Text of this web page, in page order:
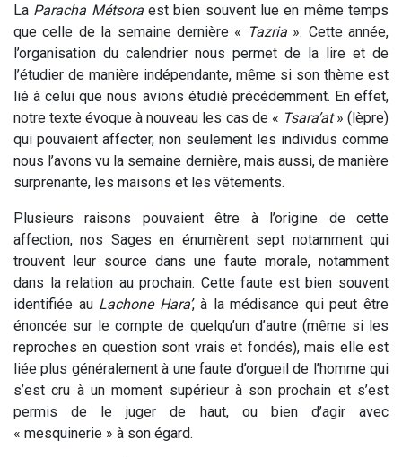
La Paracha Métsoraest bien souvent lue en même temps
que celle de la semaine dernière « Tazria ». Cette année,
l’organisation du calendrier nous permet de la lire et de
l’étudier de manière indépendante, même si son thème est
lié à celui que nous avions étudié précédemment. En effet,
notre texte évoque à nouveau les cas de « Tsara’at» (lèpre)
qui pouvaient affecter, non seulement les individus comme
nous l’avons vu la semaine dernière, mais aussi, de manière
surprenante, les maisons et les vêtements.
Plusieurs raisons pouvaient être à l’origine de cette
affection, nos Sages en énumèrent sept notamment qui
trouvent leur source dans une faute morale, notamment
dans la relation au prochain. Cette faute est bien souvent
identifiée au Lachone Hara’, à la médisance qui peut être
énoncée sur le compte de quelqu’un d’autre (même si les
reproches en question sont vrais et fondés), mais elle est
liée plus généralement à une faute d’orgueil de l’homme qui
s’est cru à un moment supérieur à son prochain et s’est
permis de le juger de haut, ou bien d’agir avec
« mesquinerie » à son égard.